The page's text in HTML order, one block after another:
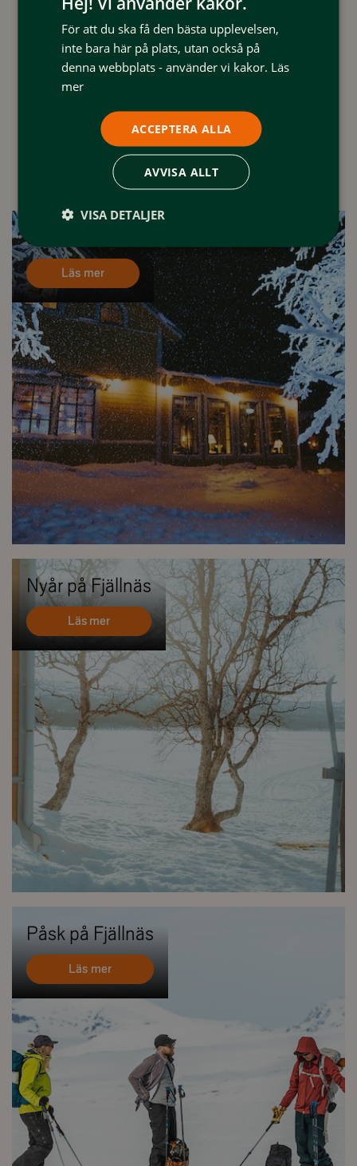
Jul på Fjällnäs
Läs mer
Nyår på Fjällnäs
Läs mer
Påsk på Fjällnäs
Läs mer
För att du ska få den bästa upplevelsen,
inte bara här på plats, utan också på
denna webbplats - använder vi kakor. Läs
mer
ACCEPTERA ALLA
AVVISA ALLT
VISA DETALJER